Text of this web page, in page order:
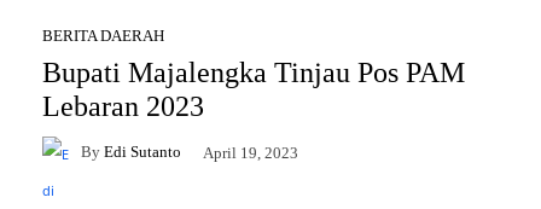
BERITA DAERAH
Bupati Majalengka Tinjau Pos PAM
Lebaran 2023
By Edi Sutanto April 19, 2023